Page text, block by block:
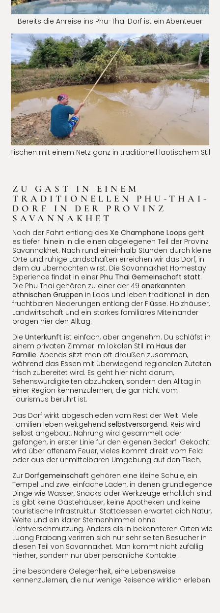
Bereits die Anreise ins Phu-Thai Dorf ist ein Abenteuer
Fischen mit einem Netz ganz in traditionell laotischem Stil
ZU GAST IN EINEM
TRADITIONELLEN PHU-THAI-
DORF IN DER PROVINZ
SAVANNAKHET
Nach der Fahrt entlang des Xe Champhone Loops geht
es tiefer hinein in die einen abgelegenen Teil der Provinz
Savannakhet. Nach rund eineinhalb Stunden durch kleine
Orte und ruhige Landschaften erreichen wir das Dorf, in
dem du übernachten wirst. Die Savannakhet Homestay
Experience findet in einer Phu Thai Gemeinschaft statt.
Die Phu Thai gehören zu einer der 49 anerkannten
ethnischen Gruppen in Laos und leben traditionell in den
fruchtbaren Niederungen entlang der Flüsse. Holzhäuser,
Landwirtschaft und ein starkes familiäres Miteinander
prägen hier den Alltag.
Die Unterkunft ist einfach, aber angenehm. Du schläfst in
einem privaten Zimmer im lokalen Stil im Haus der
Familie. Abends sitzt man oft draußen zusammen,
während das Essen mit überwiegend regionalen Zutaten
frisch zubereitet wird. Es geht hier nicht darum,
Sehenswürdigkeiten abzuhaken, sondern den Alltag in
einer Region kennenzulernen, die gar nicht vom
Tourismus berührt ist.
Das Dorf wirkt abgeschieden vom Rest der Welt. Viele
Familien leben weitgehend selbstversorgend. Reis wird
selbst angebaut, Nahrung wird gesammelt oder
gefangen, in erster Linie für den eigenen Bedarf. Gekocht
wird über offenem Feuer, vieles kommt direkt vom Feld
oder aus der unmittelbaren Umgebung auf den Tisch.
Zur Dorfgemeinschaft gehören eine kleine Schule, ein
Tempel und zwei einfache Läden, in denen grundlegende
Dinge wie Wasser, Snacks oder Werkzeuge erhältlich sind.
Es gibt keine Gästehäuser, keine Apotheken und keine
touristische Infrastruktur. Stattdessen erwartet dich Natur,
Weite und ein klarer Sternenhimmel ohne
Lichtverschmutzung. Anders als in bekannteren Orten wie
Luang Prabang verirren sich nur sehr selten Besucher in
diesen Teil von Savannakhet. Man kommt nicht zufällig
hierher, sondern nur über persönliche Kontakte.
Eine besondere Gelegenheit, eine Lebensweise
kennenzulernen, die nur wenige Reisende wirklich erleben.